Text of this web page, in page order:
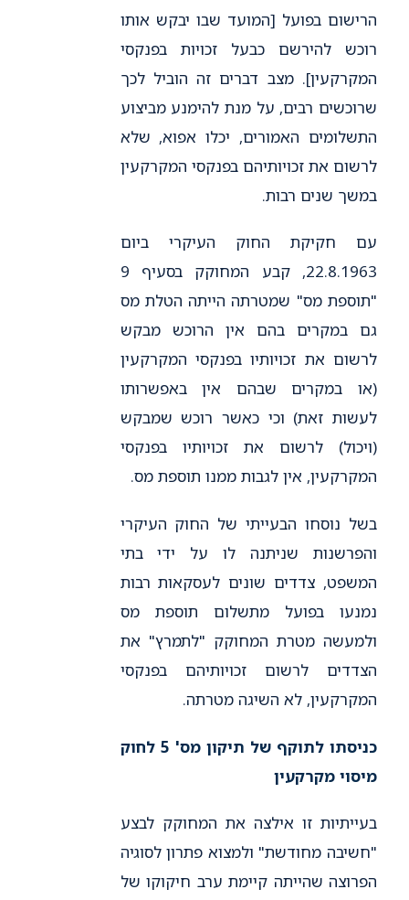
הרישום בפועל [המועד שבו יבקש אותו
רוכש להירשם כבעל זכויות בפנקסי
המקרקעין]. מצב דברים זה הוביל לכך
שרוכשים רבים, על מנת להימנע מביצוע
התשלומים האמורים, יכלו אפוא, שלא
לרשום את זכויותיהם בפנקסי המקרקעין
במשך שנים רבות.
עם חקיקת החוק העיקרי ביום
22.8.1963, קבע המחוקק בסעיף 9
"תוספת מס" שמטרתה הייתה הטלת מס
גם במקרים בהם אין הרוכש מבקש
לרשום את זכויותיו בפנקסי המקרקעין
(או במקרים שבהם אין באפשרותו
לעשות זאת) וכי כאשר רוכש שמבקש
(ויכול) לרשום את זכויותיו בפנקסי
המקרקעין, אין לגבות ממנו תוספת מס.
בשל נוסחו הבעייתי של החוק העיקרי
והפרשנות שניתנה לו על ידי בתי
המשפט, צדדים שונים לעסקאות רבות
נמנעו בפועל מתשלום תוספת מס
ולמעשה מטרת המחוקק "לתמרץ" את
הצדדים לרשום זכויותיהם בפנקסי
המקרקעין, לא השיגה מטרתה.
כניסתו לתוקף של תיקון מס' 5 לחוק
מיסוי מקרקעין
בעייתיות זו אילצה את המחוקק לבצע
"חשיבה מחודשת" ולמצוא פתרון לסוגיה
הפרוצה שהייתה קיימת ערב חיקוקו של